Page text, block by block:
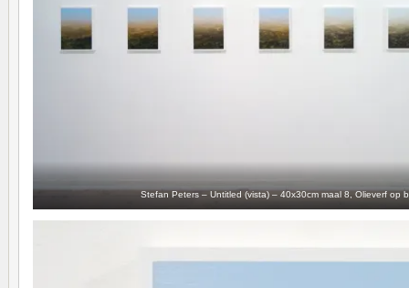
Stefan Peters – Untitled (vista) – 40x30cm maal 8, Olieverf op